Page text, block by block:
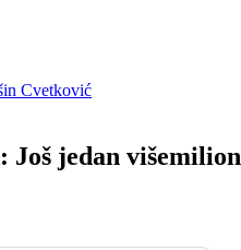
Cvetković
jedan